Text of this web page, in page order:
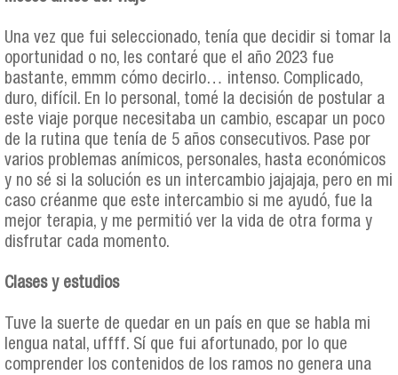
Una vez que fui seleccionado, tenía que decidir si tomar la
oportunidad o no, les contaré que el año 2023 fue
bastante, emmm cómo decirlo… intenso. Complicado,
duro, difícil. En lo personal, tomé la decisión de postular a
este viaje porque necesitaba un cambio, escapar un poco
de la rutina que tenía de 5 años consecutivos. Pase por
varios problemas anímicos, personales, hasta económicos
y no sé si la solución es un intercambio jajajaja, pero en mi
caso créanme que este intercambio si me ayudó, fue la
mejor terapia, y me permitió ver la vida de otra forma y
disfrutar cada momento.
Clases y estudios
Tuve la suerte de quedar en un país en que se habla mi
lengua natal, uffff. Sí que fui afortunado, por lo que
comprender los contenidos de los ramos no genera una